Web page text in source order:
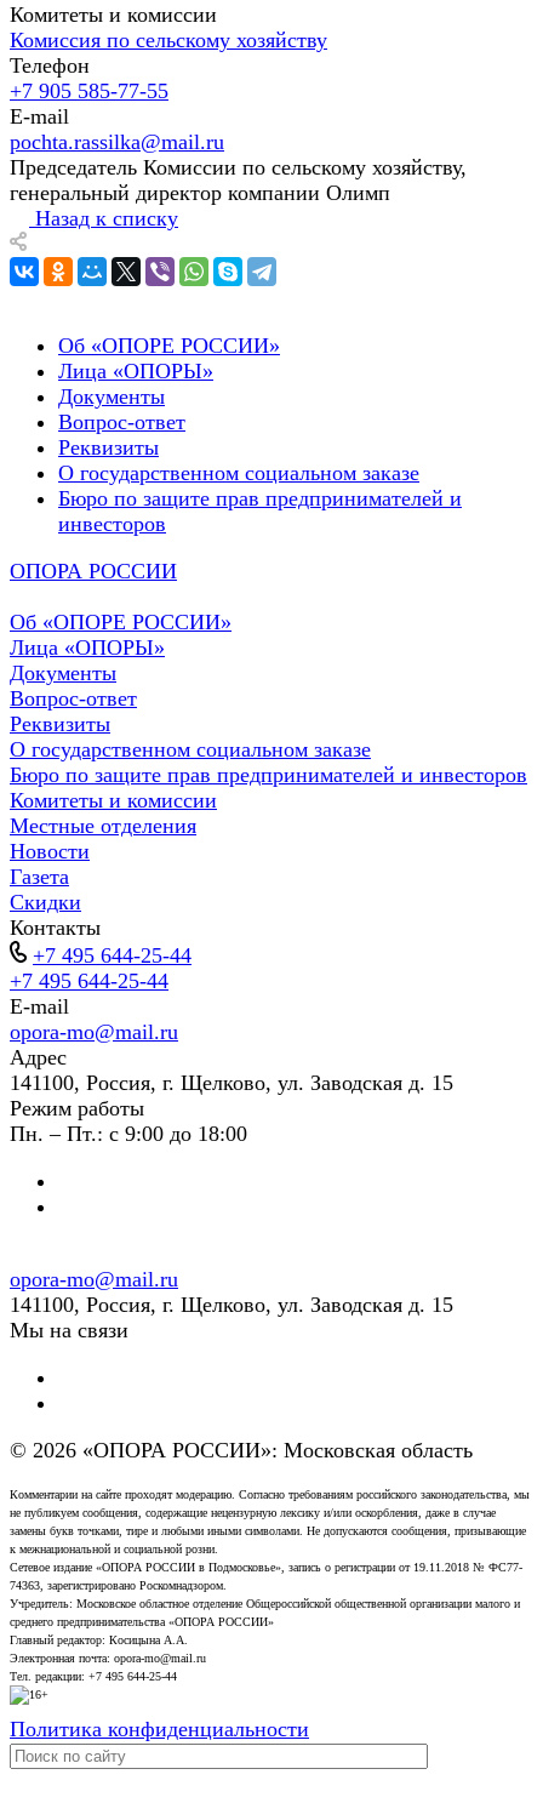
Комитеты и комиссии
Комиссия по сельскому хозяйству
Телефон
+7 905 585-77-55
E-mail
pochta.rassilka@mail.ru
Председатель Комиссии по сельскому хозяйству,
генеральный директор компании Олимп
Назад к списку
Об «ОПОРЕ РОССИИ»
Лица «ОПОРЫ»
Документы
Вопрос-ответ
Реквизиты
О государственном социальном заказе
Бюро по защите прав предпринимателей и
инвесторов
ОПОРА РОССИИ
Об «ОПОРЕ РОССИИ»
Лица «ОПОРЫ»
Документы
Вопрос-ответ
Реквизиты
О государственном социальном заказе
Бюро по защите прав предпринимателей и инвесторов
Комитеты и комиссии
Местные отделения
Новости
Газета
Скидки
Контакты
+7 495 644-25-44
+7 495 644-25-44
E-mail
opora-mo@mail.ru
Адрес
141100, Россия, г. Щелково, ул. Заводская д. 15
Режим работы
Пн. – Пт.: с 9:00 до 18:00
opora-mo@mail.ru
141100, Россия, г. Щелково, ул. Заводская д. 15
Мы на связи
© 2026 «ОПОРА РОССИИ»: Московская область
Комментарии на сайте проходят модерацию. Согласно требованиям российского законодательства, мы
не публикуем сообщения, содержащие нецензурную лексику и/или оскорбления, даже в случае
замены букв точками, тире и любыми иными символами. Не допускаются сообщения, призывающие
к межнациональной и социальной розни.
Сетевое издание «ОПОРА РОССИИ в Подмосковье», запись о регистрации от 19.11.2018 № ФС77-
74363, зарегистрировано Роскомнадзором.
Учредитель: Московское областное отделение Общероссийской общественной организации малого и
среднего предпринимательства «ОПОРА РОССИИ»
Главный редактор: Косицына А.А.
Электронная почта: opora-mo@mail.ru
Тел. редакции: +7 495 644-25-44
Политика конфиденциальности